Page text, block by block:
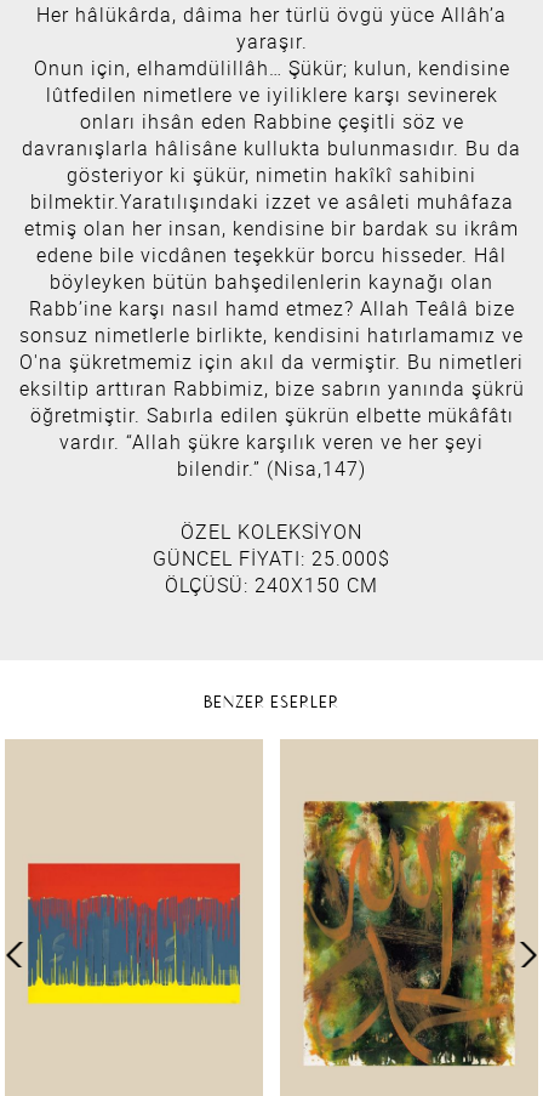
Her hâlükârda, dâima her türlü övgü yüce Allâh’a
yaraşır.
Onun için, elhamdülillâh… Şükür; kulun, kendisine
lûtfedilen nimetlere ve iyiliklere karşı sevinerek
onları ihsân eden Rabbine çeşitli söz ve
davranışlarla hâlisâne kullukta bulunmasıdır. Bu da
gösteriyor ki şükür, nimetin hakîkî sahibini
bilmektir.Yaratılışındaki izzet ve asâleti muhâfaza
etmiş olan her insan, kendisine bir bardak su ikrâm
edene bile vicdânen teşekkür borcu hisseder. Hâl
böyleyken bütün bahşedilenlerin kaynağı olan
Rabb’ine karşı nasıl hamd etmez? Allah Teâlâ bize
sonsuz nimetlerle birlikte, kendisini hatırlamamız ve
O'na şükretmemiz için akıl da vermiştir. Bu nimetleri
eksiltip arttıran Rabbimiz, bize sabrın yanında şükrü
öğretmiştir. Sabırla edilen şükrün elbette mükâfâtı
vardır. “Allah şükre karşılık veren ve her şeyi
bilendir.” (Nisa,147)
ÖZEL KOLEKSİYON
GÜNCEL FİYATI: 25.000$
ÖLÇÜSÜ: 240X150 CM
BENZER ESERLER